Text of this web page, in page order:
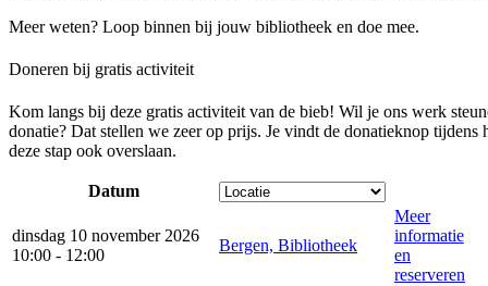
Meer weten? Loop binnen bij jouw bibliotheek en doe mee.
Doneren bij gratis activiteit
Kom langs bij deze gratis activiteit van de bieb! Wil je ons werk
donatie? Dat stellen we zeer op prijs. Je vindt de donatieknop tijdens
deze stap ook overslaan.
Datum
dinsdag 10 november 2026
10:00 - 12:00
Bergen, Bibliotheek
Meer
informatie
en
reserveren